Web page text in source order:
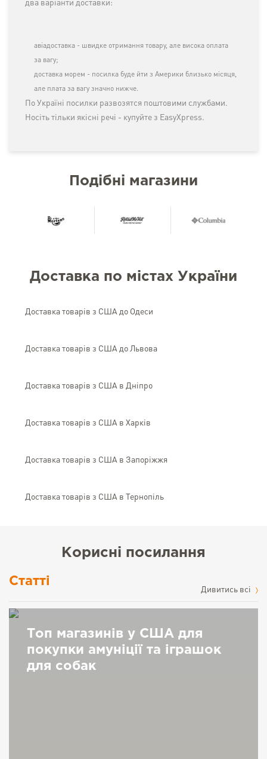
два варіанти доставки:
авіадоставка - швидке отримання товару, але висока оплата
за вагу;
доставка морем - посилка буде йти з Америки близько місяця,
але плата за вагу значно нижче.
По Україні посилки развозятся поштовими службами.
Носіть тільки якісні речі - купуйте з EasyXpress.
Подібні магазини
Доставка по містах України
Доставка товарів з США до Одеси
Доставка товарів з США до Львова
Доставка товарів з США в Дніпро
Доставка товарів з США в Харків
Доставка товарів з США в Запоріжжя
Доставка товарів з США в Тернопіль
Корисні посилання
Статті
Дивитись всі
Топ магазинів у США для
покупки амуніції та іграшок
для собак